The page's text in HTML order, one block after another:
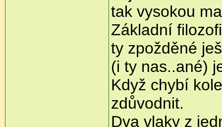
tak vysokou
Základní
ty zpožděné
(i ty nas..ané)
Když chybí
zdůvodnit.
Dva vlaky z